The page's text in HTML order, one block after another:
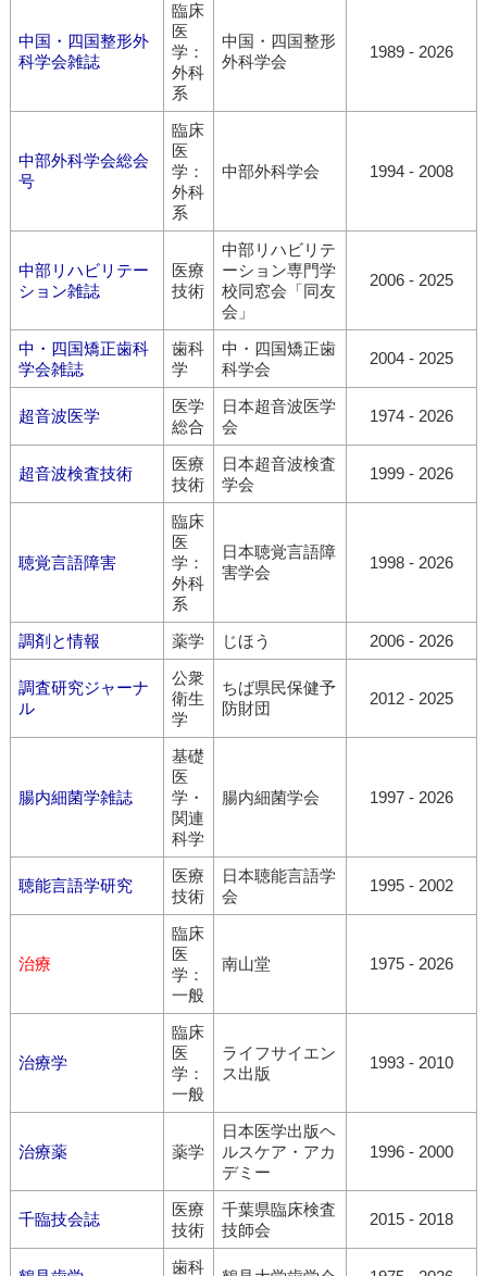
中国・四国整形外
科学会雑誌
臨床
医
学：
外科
系
中国・四国整形
外科学会
1989 - 2026
中部外科学会総会
号
臨床
医
学：
外科
系
中部外科学会 1994 - 2008
中部リハビリテー
ション雑誌
医療
技術
中部リハビリテ
ーション専門学
校同窓会「同友
会」
2006 - 2025
中・四国矯正歯科
学会雑誌
歯科
学
中・四国矯正歯
科学会
2004 - 2025
超音波医学
医学
総合
日本超音波医学
会
1974 - 2026
超音波検査技術
医療
技術
日本超音波検査
学会
1999 - 2026
聴覚言語障害
臨床
医
学：
外科
系
日本聴覚言語障
害学会
1998 - 2026
調剤と情報 薬学 じほう 2006 - 2026
調査研究ジャーナ
ル
公衆
衛生
学
ちば県民保健予
防財団
2012 - 2025
腸内細菌学雑誌
基礎
医
学・
関連
科学
腸内細菌学会 1997 - 2026
聴能言語学研究
医療
技術
日本聴能言語学
会
1995 - 2002
治療
臨床
医
学：
一般
南山堂 1975 - 2026
治療学
臨床
医
学：
一般
ライフサイエン
ス出版
1993 - 2010
治療薬 薬学
日本医学出版ヘ
ルスケア・アカ
デミー
1996 - 2000
千臨技会誌
医療
技術
千葉県臨床検査
技師会
2015 - 2018
歯科